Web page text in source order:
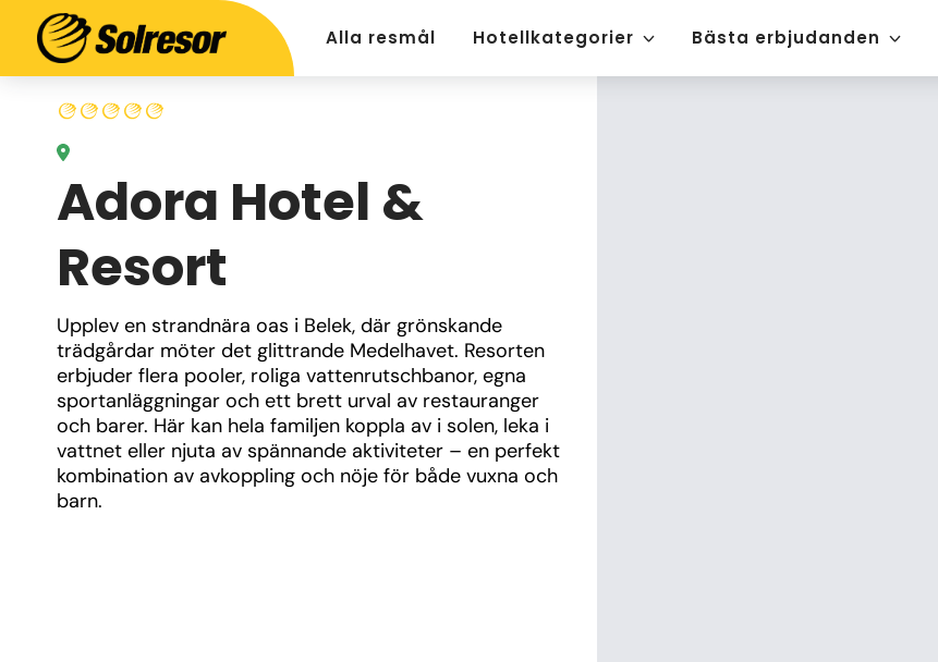
Alla resmål Hotellkategorier Bästa erbjudanden
Adora Hotel &
Resort
Upplev en strandnära oas i Belek, där grönskande
trädgårdar möter det glittrande Medelhavet. Resorten
erbjuder flera pooler, roliga vattenrutschbanor, egna
sportanläggningar och ett brett urval av restauranger
och barer. Här kan hela familjen koppla av i solen, leka i
vattnet eller njuta av spännande aktiviteter – en perfekt
kombination av avkoppling och nöje för både vuxna och
barn.